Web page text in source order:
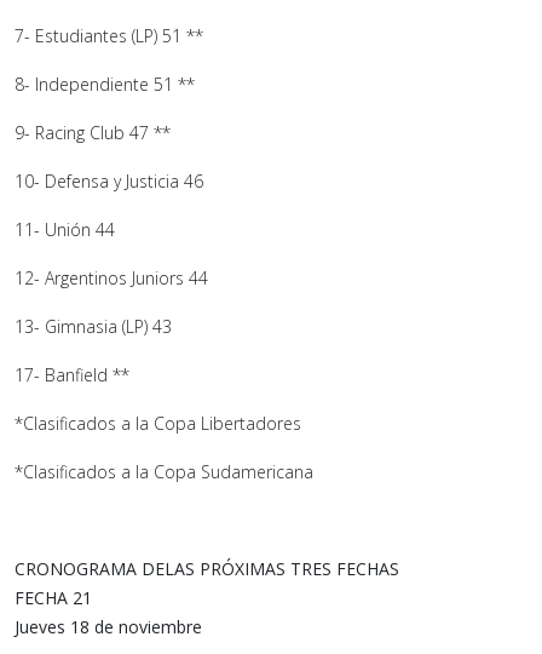
7- Estudiantes (LP) 51 **
8- Independiente 51 **
9- Racing Club 47 **
10- Defensa y Justicia 46
11- Unión 44
12- Argentinos Juniors 44
13- Gimnasia (LP) 43
17- Banfield **
*Clasificados a la Copa Libertadores
*Clasificados a la Copa Sudamericana
CRONOGRAMA DELAS PRÓXIMAS TRES FECHAS
FECHA 21
Jueves 18 de noviembre